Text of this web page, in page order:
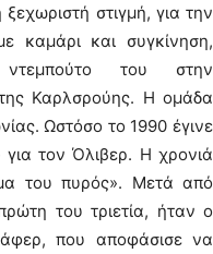
στιγμή, για την
καμάρι και συγκίνηση,
του στην
Καρλσρούης. Η ομάδα
Ωστόσο το 1990 έγινε
τον Όλιβερ. Η χρονιά
του πυρός». Μετά από
του τριετία, ήταν ο
που αποφάσισε να